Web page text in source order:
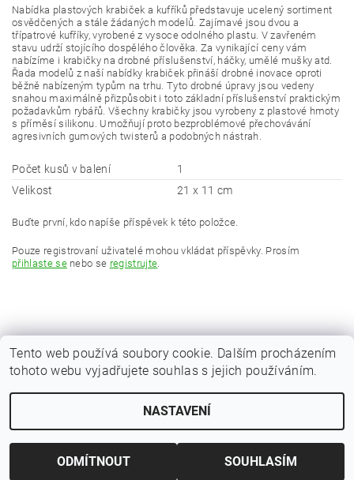
Nabídka plastových krabiček a kufříků představuje ucelený sortiment
osvědčených a stále žádaných modelů. Zajímavé jsou dvou a
třípatrové kufříky, vyrobené z vysoce odolného plastu. V zavřeném
stavu udrží stojícího dospělého člověka. Za vynikající ceny vám
nabízíme i krabičky na drobné příslušenství, háčky, umělé mušky atd.
Řada modelů z naší nabídky krabiček přináší drobné inovace oproti
běžně nabízeným typům na trhu. Tyto drobné úpravy jsou vedeny
snahou maximálně přizpůsobit i toto základní příslušenství praktickým
požadavkům rybářů. Všechny krabičky jsou vyrobeny z plastové hmoty
s příměsí silikonu. Umožňují proto bezproblémové přechovávání
agresivních gumových twisterů a podobných nástrah.
Počet kusů v balení
1
Velikost
21 x 11 cm
Buďte první, kdo napíše příspěvek k této položce.
Pouze registrovaní uživatelé mohou vkládat příspěvky. Prosím
přihlaste senebo se registrujte.
Zboží.cz Heureka.cz
2026 © Kaprařina.cz, všechna práva vyhrazenaUpravit nastavení cookies
Tento web používá soubory cookie. Dalším procházením
tohoto webu vyjadřujete souhlas s jejich používáním.
NASTAVENÍ
ODMÍTNOUT SOUHLASÍM